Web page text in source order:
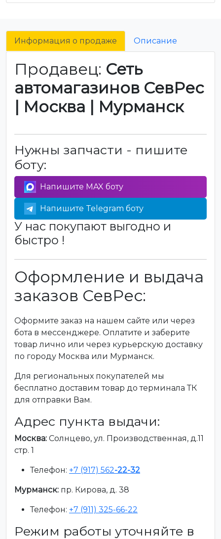
Информация о продаже Описание
Продавец: Сеть
автомагазинов СевРес
| Москва | Мурманск
Нужны запчасти - пишите
боту:
Напишите MAX боту
Напишите Telegram боту
У нас покупают выгодно и
быстро !
Оформление и выдача
заказов СевРес:
Оформите заказ на нашем сайте или через
бота в мессенджере. Оплатите и заберите
товар лично или через курьерскую доставку
по городу Москва или Мурманск.
Для региональных покупателей мы
бесплатно доставим товар до терминала ТК
для отправки Вам.
Адрес пункта выдачи:
Москва: Солнцево, ул. Производственная, д.11
стр. 1
Телефон: +7 (917) 562-22-32
Мурманск: пр. Кирова, д. 38
Телефон: +7 (911) 325-66-22
Режим работы уточняйте в